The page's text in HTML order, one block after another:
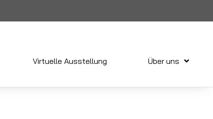
Virtuelle Ausstellung Über uns